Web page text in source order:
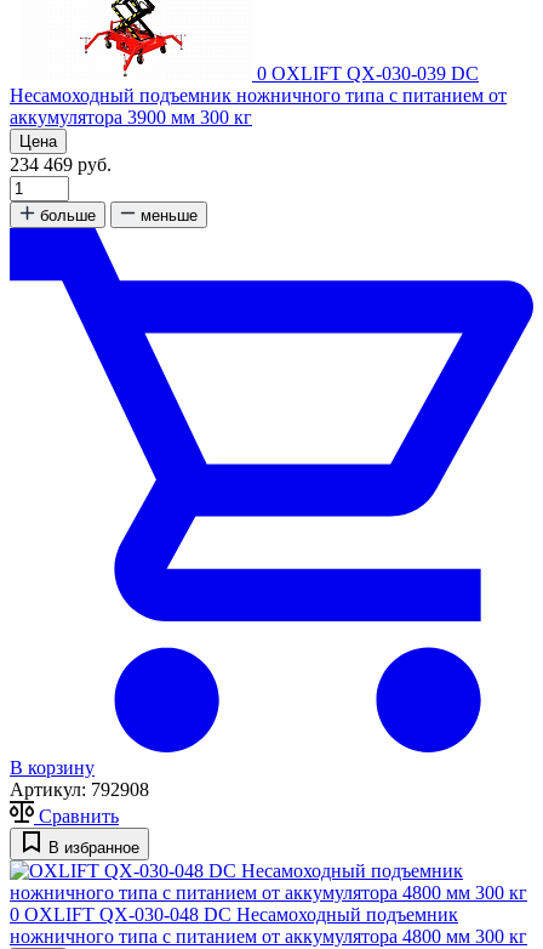
0 OXLIFT QX-030-039 DC
Несамоходный подъемник ножничного типа с питанием от
аккумулятора 3900 мм 300 кг
Цена
234 469 руб.
больше меньше
В корзину
Артикул: 792908
Сравнить
В избранное
0 OXLIFT QX-030-048 DC Несамоходный подъемник
ножничного типа с питанием от аккумулятора 4800 мм 300 кг